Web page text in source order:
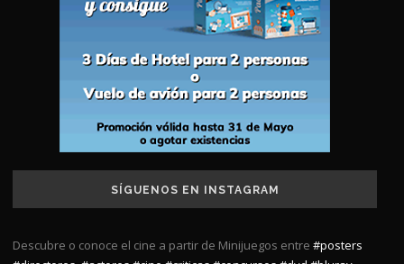
SÍGUENOS EN INSTAGRAM
Descubre o conoce el cine a partir de Minijuegos entre #posters